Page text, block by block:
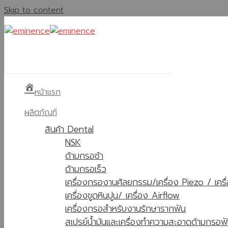
Skip to content
หน้าแรก
ผลิตภัณฑ์
สินค้า Dental
NSK
ด้ามกรอช้า
ด้ามกรอเร็ว
เครื่องกรองานศัลยกรรม/เครื่อง Piezo / เค
เครื่องขูดหินปูน/ เครื่อง Airflow
เครื่องกรอสำหรับงานรักษารากฟัน
สเปรย์น้ำมันและเครื่องทำความสะอาดด้ามกรอ